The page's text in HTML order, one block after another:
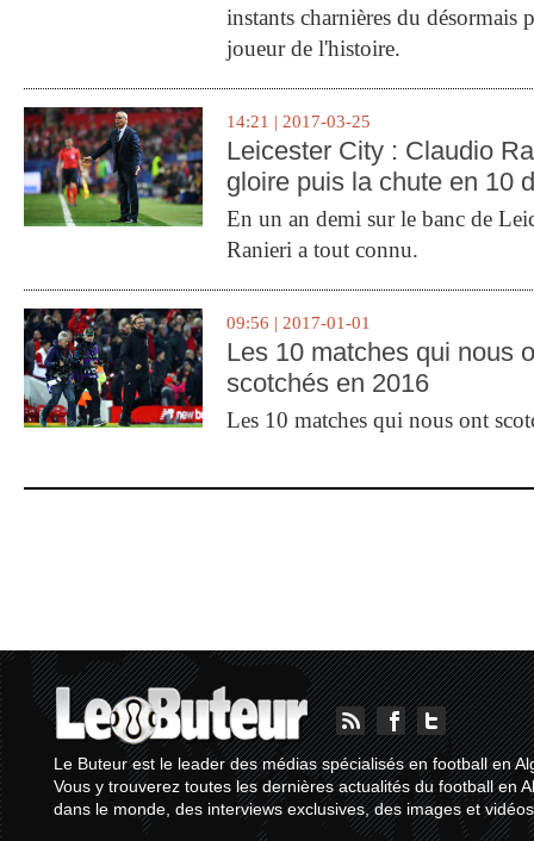
instants charnières du désormais
joueur de l'histoire.
14:21 | 2017-03-25
Leicester City : Claudio
gloire puis la chute en 10
En un an demi sur le banc de
Ranieri a tout connu.
09:56 | 2017-01-01
Les 10 matches qui nous
scotchés en 2016
Les 10 matches qui nous ont
Le Buteur est le leader des médias spécialisés en football en
Vous y trouverez toutes les dernières actualités du football en
dans le monde, des interviews exclusives, des images et